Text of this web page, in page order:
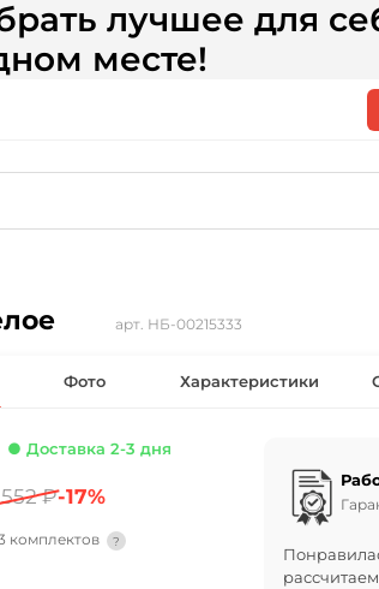
лучшее для
месте!
арт. НБ-00215333
Фото Характеристики
● Доставка 2-3 дня
₽-17%
комплектов ?